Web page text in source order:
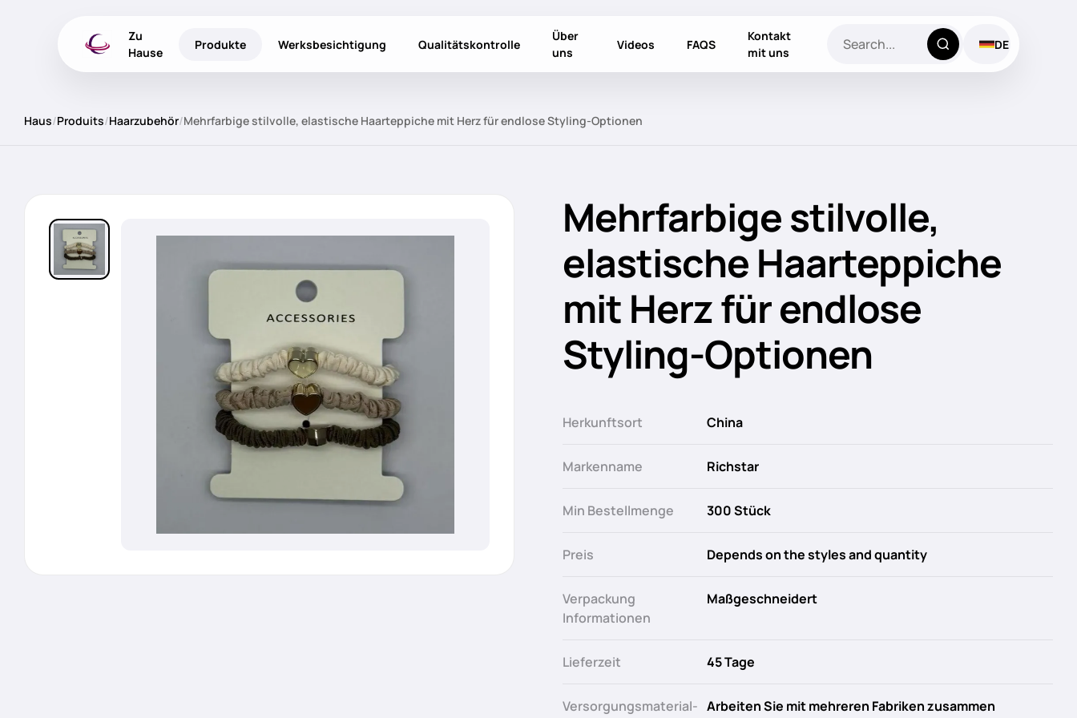
Zu
Hause
Produkte Werksbesichtigung Qualitätskontrolle
Über
uns
Videos FAQS
Kontakt
mit uns
DE
Haus/Produits/Haarzubehör/Mehrfarbige stilvolle, elastische Haarteppiche mit Herz für endlose Styling-Optionen
Mehrfarbige stilvolle,
elastische Haarteppiche
mit Herz für endlose
Styling-Optionen
Herkunftsort China
Markenname Richstar
Min Bestellmenge 300 Stück
Preis Depends on the styles and quantity
Verpackung
Informationen
Maßgeschneidert
Lieferzeit 45 Tage
Versorgungsmaterial- Arbeiten Sie mit mehreren Fabriken zusammen